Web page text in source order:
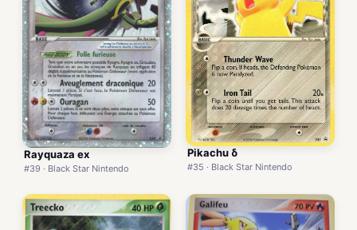
Rayquaza ex
#39 · Black Star Nintendo
Pikachu δ
#35 · Black Star Nintendo